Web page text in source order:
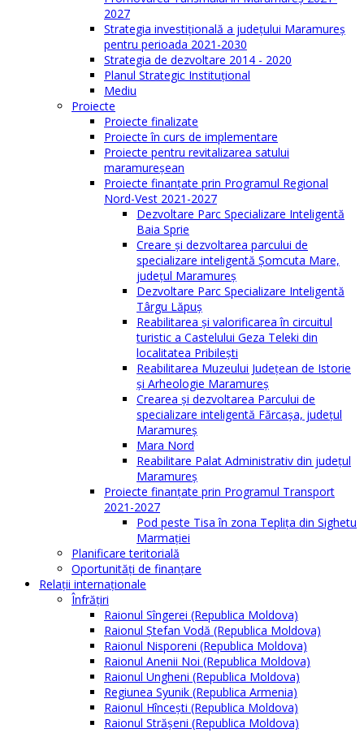
2027
Strategia investiţională a județului Maramureș
pentru perioada 2021-2030
Strategia de dezvoltare 2014 - 2020
Planul Strategic Instituţional
Mediu
Proiecte
Proiecte finalizate
Proiecte în curs de implementare
Proiecte pentru revitalizarea satului
maramureşean
Proiecte finanțate prin Programul Regional
Nord-Vest 2021-2027
Dezvoltare Parc Specializare Inteligentă
Baia Sprie
Creare și dezvoltarea parcului de
specializare inteligentă Șomcuta Mare,
județul Maramureș
Dezvoltare Parc Specializare Inteligentă
Târgu Lăpuș
Reabilitarea și valorificarea în circuitul
turistic a Castelului Geza Teleki din
localitatea Pribilești
Reabilitarea Muzeului Județean de Istorie
și Arheologie Maramureș
Crearea și dezvoltarea Parcului de
specializare inteligentă Fărcașa, județul
Maramureș
Mara Nord
Reabilitare Palat Administrativ din județul
Maramureș
Proiecte finanțate prin Programul Transport
2021-2027
Pod peste Tisa în zona Teplița din Sighetu
Marmației
Planificare teritorială
Oportunităţi de finanţare
Relaţii internaţionale
Înfrăţiri
Raionul Sîngerei (Republica Moldova)
Raionul Ștefan Vodă (Republica Moldova)
Raionul Nisporeni (Republica Moldova)
Raionul Anenii Noi (Republica Moldova)
Raionul Ungheni (Republica Moldova)
Regiunea Syunik (Republica Armenia)
Raionul Hîncești (Republica Moldova)
Raionul Străşeni (Republica Moldova)